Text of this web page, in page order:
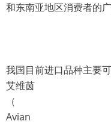
和东南亚地区消费者的广
我国目前进口品种主要
艾维茵
（
Avian